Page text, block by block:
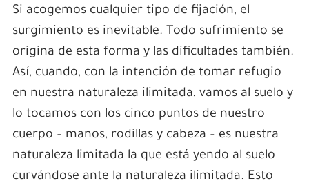
Si acogemos cualquier tipo de fijación, el
surgimiento es inevitable. Todo sufrimiento se
origina de esta forma y las dificultades también.
Así, cuando, con la intención de tomar refugio
en nuestra naturaleza ilimitada, vamos al suelo y
lo tocamos con los cinco puntos de nuestro
cuerpo – manos, rodillas y cabeza – es nuestra
naturaleza limitada la que está yendo al suelo
curvándose ante la naturaleza ilimitada. Esto